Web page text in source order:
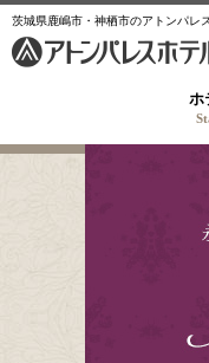
茨城県鹿嶋市・神栖市のアトンパレ
ホ